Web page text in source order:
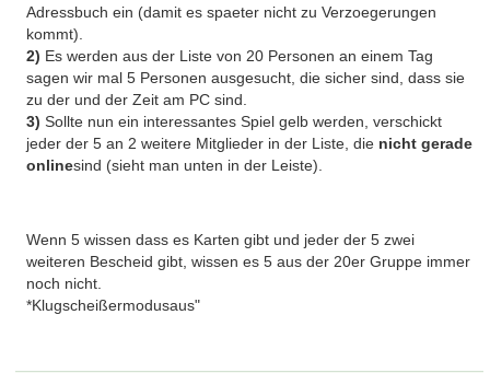
Adressbuch ein (damit es spaeter nicht zu Verzoegerungen
kommt).
2) Es werden aus der Liste von 20 Personen an einem Tag
sagen wir mal 5 Personen ausgesucht, die sicher sind, dass sie
zu der und der Zeit am PC sind.
3) Sollte nun ein interessantes Spiel gelb werden, verschickt
jeder der 5 an 2 weitere Mitglieder in der Liste, die nicht gerade
onlinesind (sieht man unten in der Leiste).
Wenn 5 wissen dass es Karten gibt und jeder der 5 zwei
weiteren Bescheid gibt, wissen es 5 aus der 20er Gruppe immer
noch nicht.
*Klugscheißermodusaus"